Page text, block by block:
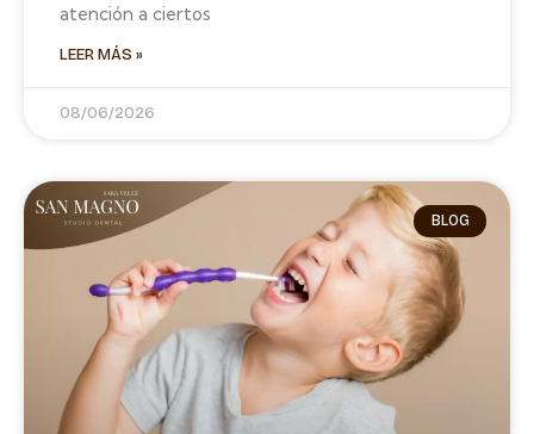
atención a ciertos
LEER MÁS »
08/06/2026
BLOG